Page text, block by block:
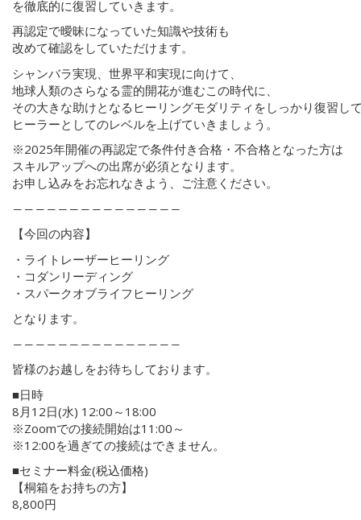
を徹底的に復習していきます。
再認定で曖昧になっていた知識や技術も
改めて確認をしていただけます。
シャンバラ実現、世界平和実現に向けて、
地球人類のさらなる霊的開花が進むこの時代に、
その大きな助けとなるヒーリングモダリティをしっかり復習し
ヒーラーとしてのレベルを上げていきましょう。
※2025年開催の再認定で条件付き合格・不合格となった方は
スキルアップへの出席が必須となります。
お申し込みをお忘れなきよう、ご注意ください。
―――――――――――――――
【今回の内容】
・ライトレーザーヒーリング
・コダンリーディング
・スパークオブライフヒーリング
となります。
―――――――――――――――
皆様のお越しをお待ちしております。
■日時
8月12日(水) 12:00～18:00
※Zoomでの接続開始は11:00～
※12:00を過ぎての接続はできません。
■セミナー料金(税込価格)
【桐箱をお持ちの方】
8,800円